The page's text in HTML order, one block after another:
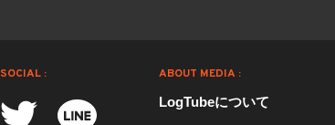
SOCIAL : ABOUT MEDIA :
LogTubeについて